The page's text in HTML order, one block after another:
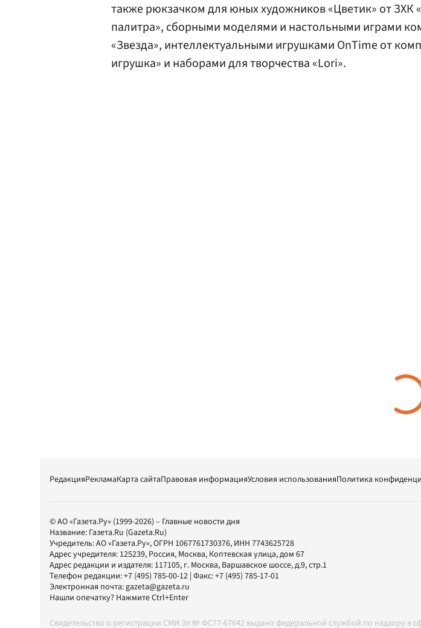
также рюкзачком для юных художников «Цветик» от ЗХК
палитра», сборными моделями и настольными играми
«Звезда», интеллектуальными игрушками OnTime от
игрушка» и наборами для творчества «Lori».
РедакцияРекламаКарта сайтаПравовая информацияУсловия использованияПолитика
© АО «Газета.Ру» (1999-2026) – Главные новости дня
Название: Газета.Ru (Gazeta.Ru)
Учредитель:АО «Газета.Ру», ОГРН 1067761730376, ИНН 7743625728
Адрес учредителя: 125239, Россия, Москва, Коптевская улица, дом 67
Адрес редакции и издателя: 117105, г. Москва, Варшавское шоссе, д.9, стр.1
Телефон редакции:+7 (495) 785-00-12 | Факс:+7 (495) 785-17-01
Электронная почта:gazeta@gazeta.ru
Нашли опечатку? Нажмите Ctrl+Enter
Свидетельство о регистрации СМИ Эл № ФС77-67642 выдано федеральной службой по надзору